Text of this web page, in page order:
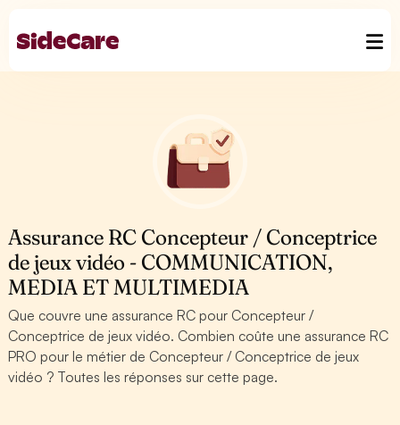
Assurance RC Concepteur / Conceptrice
de jeux vidéo - COMMUNICATION,
MEDIA ET MULTIMEDIA
Que couvre une assurance RC pour Concepteur /
Conceptrice de jeux vidéo. Combien coûte une assurance RC
PRO pour le métier de Concepteur / Conceptrice de jeux
vidéo ? Toutes les réponses sur cette page.